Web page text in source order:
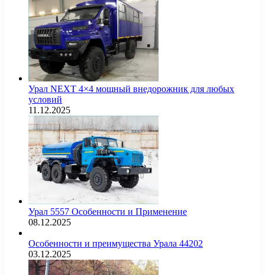
Урал NEXT 4×4 мощный внедорожник для любых
условий
11.12.2025
Урал 5557 Особенности и Применение
08.12.2025
Особенности и преимущества Урала 44202
03.12.2025